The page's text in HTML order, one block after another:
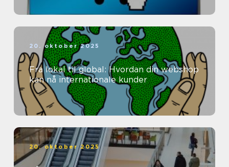
20. oktober 2025
Fra lokal til global: Hvordan din webshop
kan nå internationale kunder
20. oktober 2025